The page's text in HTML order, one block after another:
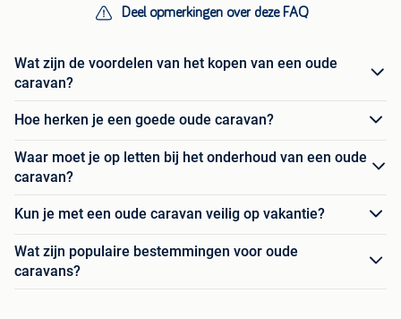
Deel opmerkingen over deze FAQ
Wat zijn de voordelen van het kopen van een oude
caravan?
Hoe herken je een goede oude caravan?
Waar moet je op letten bij het onderhoud van een oude
caravan?
Kun je met een oude caravan veilig op vakantie?
Wat zijn populaire bestemmingen voor oude
caravans?